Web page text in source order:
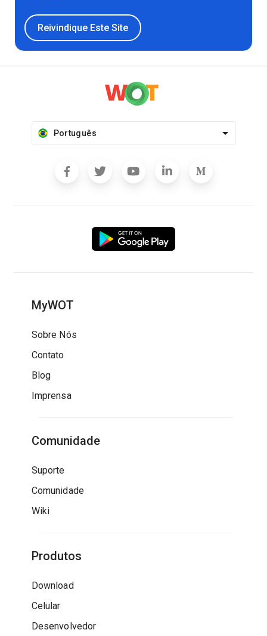
Reivindique Este Site
Português
MyWOT
Sobre Nós
Contato
Blog
Imprensa
Comunidade
Suporte
Comunidade
Wiki
Produtos
Download
Celular
Desenvolvedor